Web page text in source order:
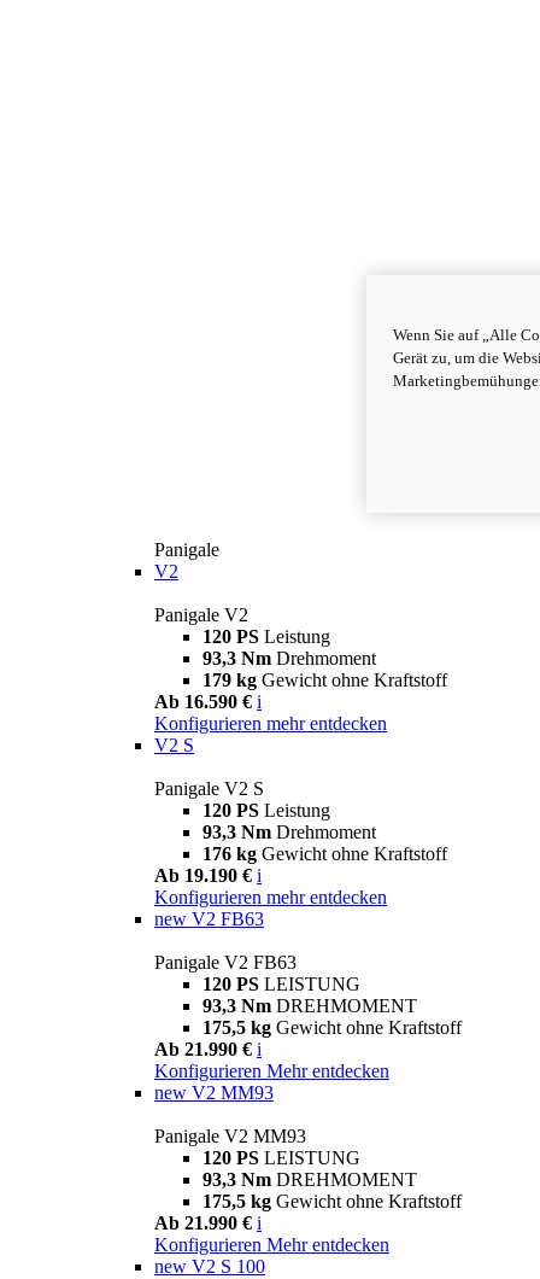
Panigale
V2
Panigale V2
120 PS Leistung
93,3 Nm Drehmoment
179 kg Gewicht ohne Kraftstoff
Ab 16.590 € i
Konfigurieren mehr entdecken
V2 S
Panigale V2 S
120 PS Leistung
93,3 Nm Drehmoment
176 kg Gewicht ohne Kraftstoff
Ab 19.190 € i
Konfigurieren mehr entdecken
new V2 FB63
Panigale V2 FB63
120 PS LEISTUNG
93,3 Nm DREHMOMENT
175,5 kg Gewicht ohne Kraftstoff
Ab 21.990 € i
Konfigurieren Mehr entdecken
new V2 MM93
Panigale V2 MM93
120 PS LEISTUNG
93,3 Nm DREHMOMENT
175,5 kg Gewicht ohne Kraftstoff
Ab 21.990 € i
Konfigurieren Mehr entdecken
new V2 S 100
Wenn Sie auf „Alle
Gerät zu, um die